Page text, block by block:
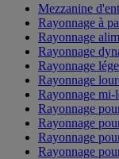
Mezzanine
Rayonnage à
Rayonnage
Rayonnage
Rayonnage
Rayonnage
Rayonnage mi-
Rayonnage
Rayonnage
Rayonnage
Rayonnage